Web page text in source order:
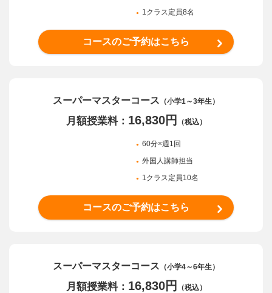
1クラス定員8名
コースのご予約はこちら
スーパーマスターコース （小学1～3年生）
月額授業料： 16,830円 （税込）
60分×週1回
外国人講師担当
1クラス定員10名
コースのご予約はこちら
スーパーマスターコース （小学4～6年生）
月額授業料： 16,830円 （税込）